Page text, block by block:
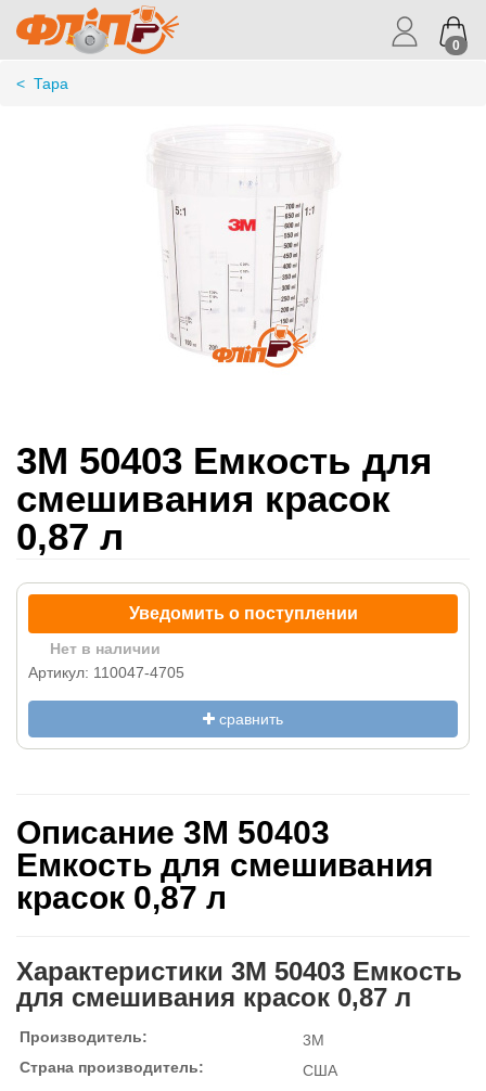
0
< Тара
3M 50403 Емкость для
смешивания красок
0,87 л
Уведомить о поступлении
Нет в наличии
Артикул: 110047-4705
сравнить
Описание 3M 50403
Емкость для смешивания
красок 0,87 л
Характеристики 3M 50403 Емкость
для смешивания красок 0,87 л
Производитель:
3M
Страна производитель:
США